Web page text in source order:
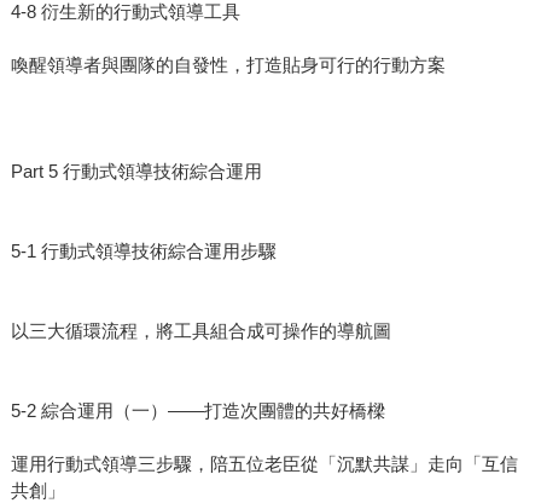
4-8 衍生新的行動式領導工具
喚醒領導者與團隊的自發性，打造貼身可行的行動方案
Part 5 行動式領導技術綜合運用
5-1 行動式領導技術綜合運用步驟
以三大循環流程，將工具組合成可操作的導航圖
5-2 綜合運用（一）——打造次團體的共好橋樑
運用行動式領導三步驟，陪五位老臣從「沉默共謀」走向「互信
共創」